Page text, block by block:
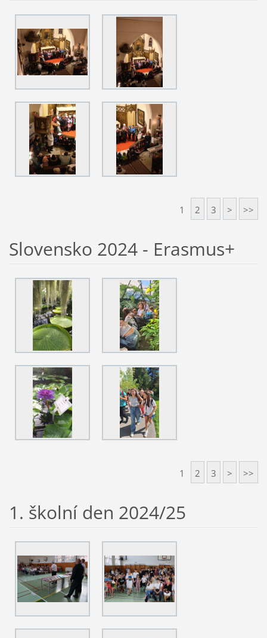
1 2 3 > >>
Slovensko 2024 - Erasmus+
1 2 3 > >>
1. školní den 2024/25